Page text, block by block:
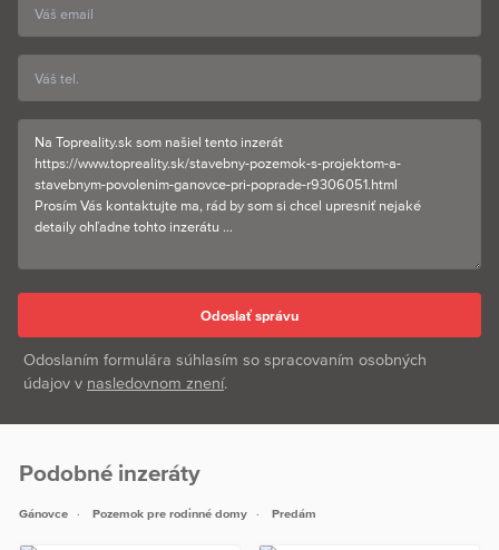
Odoslaním formulára súhlasím so spracovaním osobných
údajov v nasledovnom znení.
Podobné inzeráty
Gánovce Pozemok pre rodinné domy Predám